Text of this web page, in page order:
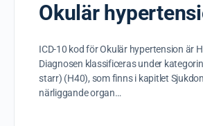
Okulär
ICD-10 kod för Okulär hypertension är
Diagnosen klassificeras under
starr) (H40), som finns i kapitlet
närliggande organ…